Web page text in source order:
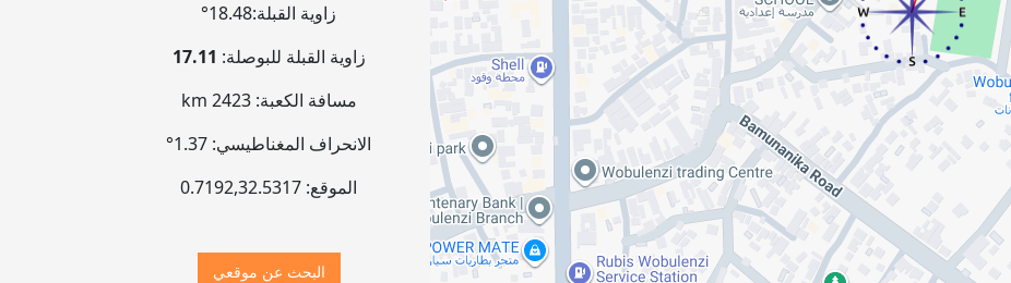
زاوية القبلة:18.48°
زاوية القبلة للبوصلة: 17.11
مسافة الكعبة:2423 km
الانحراف المغناطيسي: 1.37°
الموقع:
0.7192,32.5317
البحث عن موقعي